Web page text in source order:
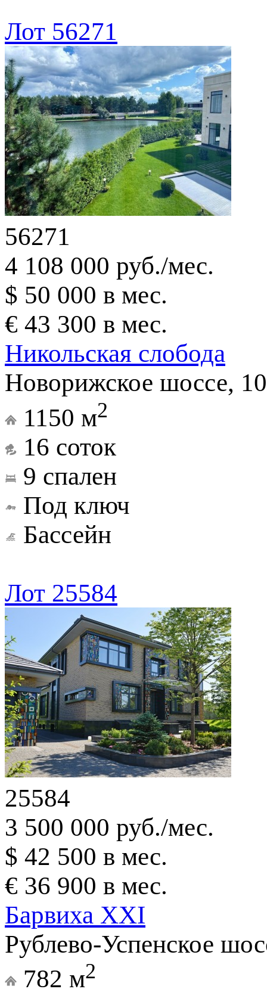
Лот 56271
56271
4 108 000 руб./мес.
$ 50 000 в мес.
€ 43 300 в мес.
Никольская слобода
Новорижское шоссе,
1150 м2
16 соток
9 спален
Под ключ
Бассейн
Лот 25584
25584
3 500 000 руб./мес.
$ 42 500 в мес.
€ 36 900 в мес.
Барвиха XXI
Рублево-Успенское
782 м2